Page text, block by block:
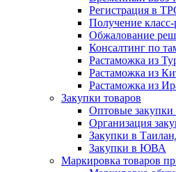
Регистрация в
Получение
Обжалование
Консалтинг по
Растаможка из
Растаможка из
Растаможка из
Закупки товаров
Оптовые закупки
Организация
Закупки в
Закупки в ЮВА
Маркировка товаров